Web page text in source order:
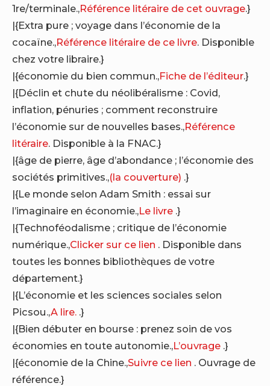
1re/terminale.,Référence litéraire de cet ouvrage.}
|{Extra pure ; voyage dans l’économie de la
cocaïne.,Référence litéraire de ce livre. Disponible
chez votre libraire.}
|{économie du bien commun.,Fiche de l’éditeur.}
|{Déclin et chute du néolibéralisme : Covid,
inflation, pénuries ; comment reconstruire
l’économie sur de nouvelles bases.,Référence
litéraire. Disponible à la FNAC.}
|{âge de pierre, âge d’abondance ; l’économie des
sociétés primitives.,(la couverture) .}
|{Le monde selon Adam Smith : essai sur
l’imaginaire en économie.,Le livre .}
|{Technoféodalisme ; critique de l’économie
numérique.,Clicker sur ce lien . Disponible dans
toutes les bonnes bibliothèques de votre
département.}
|{L’économie et les sciences sociales selon
Picsou.,A lire. .}
|{Bien débuter en bourse : prenez soin de vos
économies en toute autonomie.,L’ouvrage .}
|{économie de la Chine.,Suivre ce lien . Ouvrage de
référence.}